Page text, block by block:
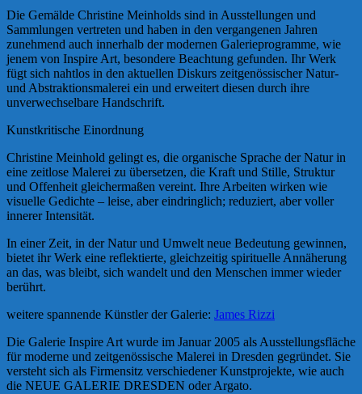
Die Gemälde Christine Meinholds sind in Ausstellungen und
Sammlungen vertreten und haben in den vergangenen Jahren
zunehmend auch innerhalb der modernen Galerieprogramme, wie
jenem von Inspire Art, besondere Beachtung gefunden. Ihr Werk
fügt sich nahtlos in den aktuellen Diskurs zeitgenössischer Natur-
und Abstraktionsmalerei ein und erweitert diesen durch ihre
unverwechselbare Handschrift.
Kunstkritische Einordnung
Christine Meinhold gelingt es, die organische Sprache der Natur in
eine zeitlose Malerei zu übersetzen, die Kraft und Stille, Struktur
und Offenheit gleichermaßen vereint. Ihre Arbeiten wirken wie
visuelle Gedichte – leise, aber eindringlich; reduziert, aber voller
innerer Intensität.
In einer Zeit, in der Natur und Umwelt neue Bedeutung gewinnen,
bietet ihr Werk eine reflektierte, gleichzeitig spirituelle Annäherung
an das, was bleibt, sich wandelt und den Menschen immer wieder
berührt.
weitere spannende Künstler der Galerie: James Rizzi
Die Galerie Inspire Art wurde im Januar 2005 als Ausstellungsfläche
für moderne und zeitgenössische Malerei in Dresden gegründet. Sie
versteht sich als Firmensitz verschiedener Kunstprojekte, wie auch
die NEUE GALERIE DRESDEN oder Argato.